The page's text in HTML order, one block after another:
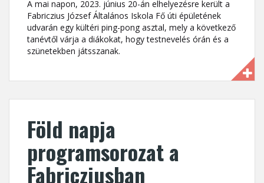
A mai napon, 2023. június 20-án elhelyezésre került a
Fabriczius József Általános Iskola Fő úti épületének
udvarán egy kültéri ping-pong asztal, mely a következő
tanévtől várja a diákokat, hogy testnevelés órán és a
szünetekben játsszanak.
Föld napja
programsorozat a
Fabricziusban